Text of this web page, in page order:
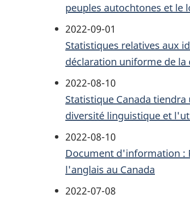
peuples autochtones et le
2022-09-01
Statistiques relatives aux
déclaration uniforme de
2022-08-10
Statistique Canada
diversité linguistique et
2022-08-10
Document d'information :
l'anglais au Canada
2022-07-08